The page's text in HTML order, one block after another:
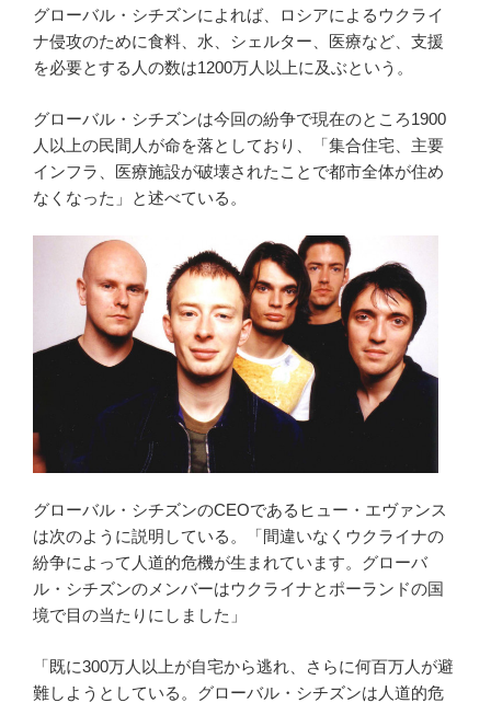
グローバル・シチズンによれば、ロシアによるウクライ
ナ侵攻のために食料、水、シェルター、医療など、支援
を必要とする人の数は1200万人以上に及ぶという。
グローバル・シチズンは今回の紛争で現在のところ1900
人以上の民間人が命を落としており、「集合住宅、主要
インフラ、医療施設が破壊されたことで都市全体が住め
なくなった」と述べている。
グローバル・シチズンのCEOであるヒュー・エヴァンス
は次のように説明している。「間違いなくウクライナの
紛争によって人道的危機が生まれています。グローバ
ル・シチズンのメンバーはウクライナとポーランドの国
境で目の当たりにしました」
「既に300万人以上が自宅から逃れ、さらに何百万人が避
難しようとしている。グローバル・シチズンは人道的危